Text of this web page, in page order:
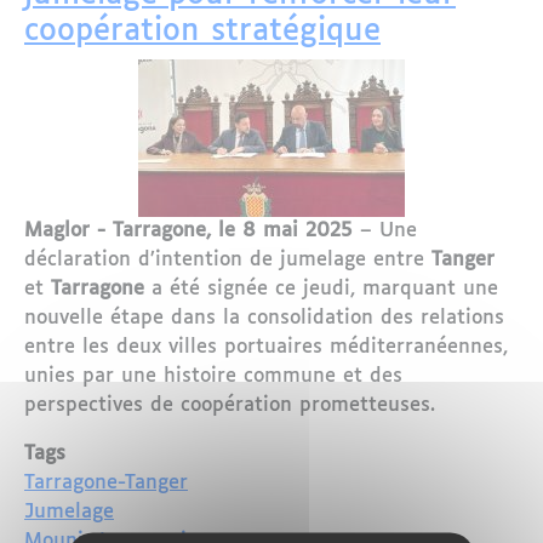
coopération stratégique
Maglor - Tarragone, le 8 mai 2025 – Une
déclaration d’intention de jumelage entre Tanger
et Tarragone a été signée ce jeudi, marquant une
nouvelle étape dans la consolidation des relations
entre les deux villes portuaires méditerranéennes,
unies par une histoire commune et des
perspectives de coopération prometteuses.
Tags
Tarragone-Tanger
Jumelage